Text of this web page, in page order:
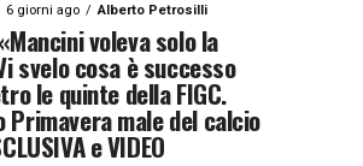
6 giorni ago Alberto Petrosilli
voleva solo la
svelo cosa è successo
le quinte della FIGC.
Primavera male del calcio
e VIDEO